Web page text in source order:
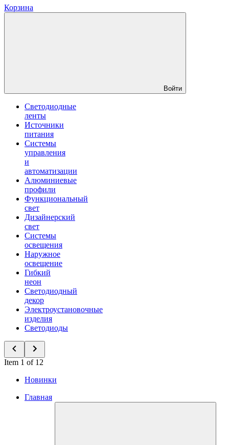
Корзина
Войти
Светодиодные
ленты
Источники
питания
Системы
управления
и
автоматизации
Алюминиевые
профили
Функциональный
свет
Дизайнерский
свет
Системы
освещения
Наружное
освещение
Гибкий
неон
Светодиодный
декор
Электроустановочные
изделия
Светодиоды
Item 1 of 12
Новинки
Главная